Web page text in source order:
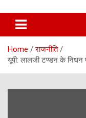
The
Home
राजनीति
यूपी: लालजी टण्डन के निधन